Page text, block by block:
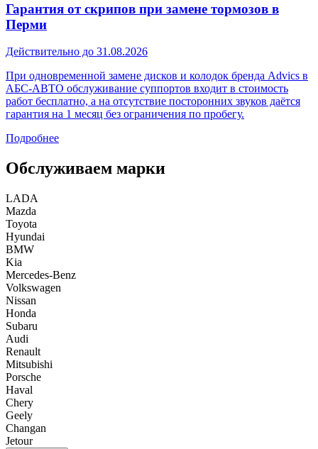
Гарантия от скрипов при замене тормозов в
Перми
Действительно до 31.08.2026
При одновременной замене дисков и колодок бренда Advics в
АБС-АВТО обслуживание суппортов входит в стоимость
работ бесплатно, а на отсутствие посторонних звуков даётся
гарантия на 1 месяц без ограничения по пробегу.
Подробнее
Обслуживаем марки
LADA
Mazda
Toyota
Hyundai
BMW
Kia
Mercedes-Benz
Volkswagen
Nissan
Honda
Subaru
Audi
Renault
Mitsubishi
Porsche
Haval
Chery
Geely
Changan
Jetour